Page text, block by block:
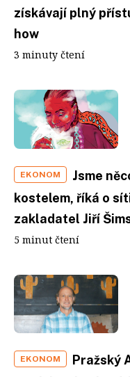
získávají plný
how
3 minuty čtení
EKONOM
Jsme
kostelem, říká o
zakladatel Jiří
5 minut čtení
EKONOM
Pražský